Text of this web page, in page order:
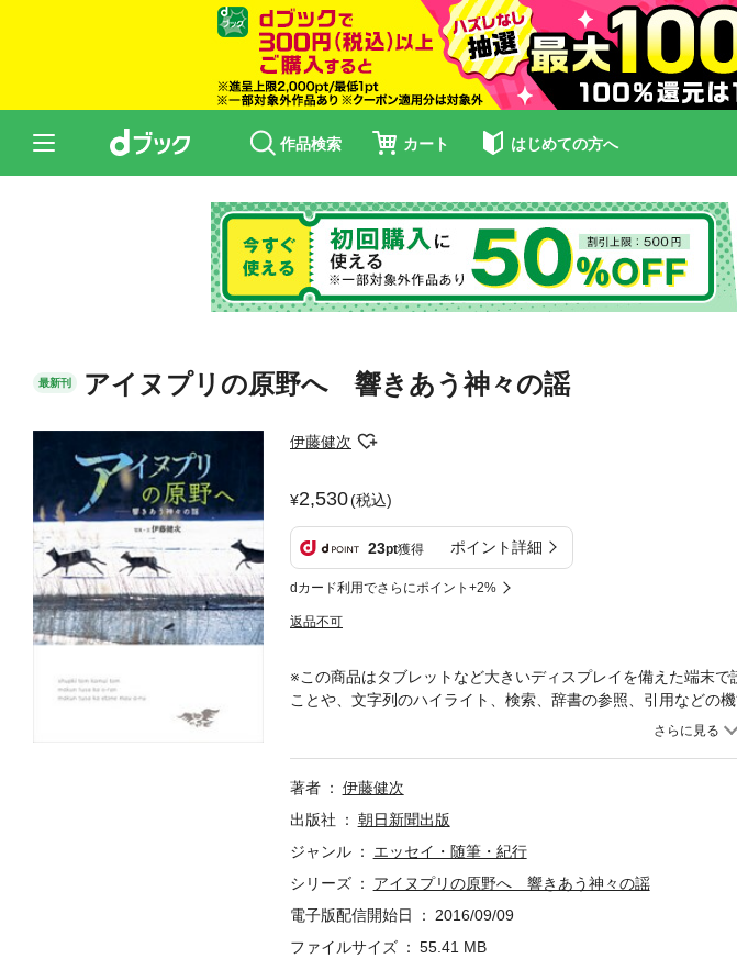
作品検索 カート はじめての方へ
最新刊 アイヌプリの原野へ 響きあう神々の謡
伊藤健次
2,530(税込)
23pt獲得 ポイント詳細
dカード利用でさらにポイント+2%
返品不可
※この商品はタブレットなど大きいディスプレイを備えた端末
ことや、文字列のハイライト、検索、辞書の参照、引用などの
に生きる動物たちとアイヌ民族の自然観をテーマにした写真文
著者
伊藤健次
出版社
朝日新聞出版
ジャンル
エッセイ・随筆・紀行
シリーズ
アイヌプリの原野へ 響きあう神々の謡
電子版配信開始日
2016/09/09
ファイルサイズ
55.41 MB